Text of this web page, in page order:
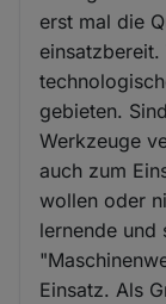
erst mal die
gebieten.
Werkzeuge
auch zum
wollen oder
lernende und
Einsatz. Als